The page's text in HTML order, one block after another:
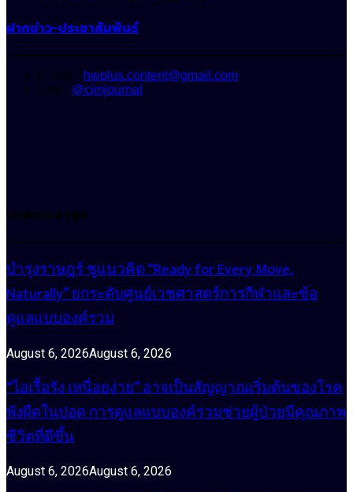
ฝากข่าว-ประชาสัมพันธ์
E-mail : hwplus.content@gmail.com
Line : @cimjournal
บทความล่าสุด
บำรุงราษฎร์ ชูแนวคิด “Ready for Every Move,
Naturally” ยกระดับศูนย์เวชศาสตร์การกีฬาและข้อ
ดูแลแบบองค์รวม
August 6, 2026August 6, 2026
“ไอเรื้อรัง เหนื่อยง่าย” อาจเป็นสัญญาณเริ่มต้นของโรค
พังผืดในปอด การดูแลแบบองค์รวมช่วยผู้ป่วยมีคุณภาพ
ชีวิตที่ดีขึ้น
August 6, 2026August 6, 2026